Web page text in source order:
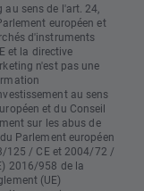
sens de l'art. 24,
européen et
d'instruments
et la directive
n'est pas une
au sens
et du Conseil
sur les abus de
Parlement européen
125 / CE et 2004/72 /
2016/958 de la
(UE)